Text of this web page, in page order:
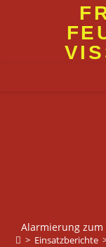
Alarmierung
> Einsatzberichte